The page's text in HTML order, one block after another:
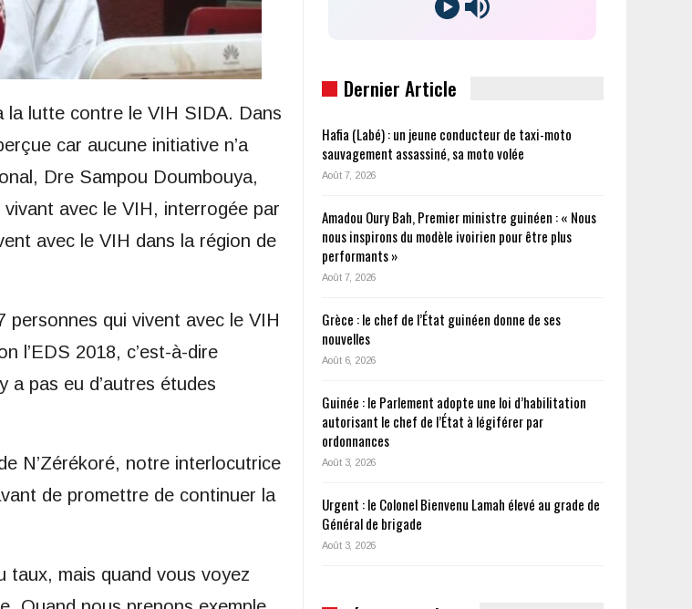
la lutte contre le VIH SIDA. Dans
car aucune initiative n’a
Dre Sampou Doumbouya,
avec le VIH, interrogée par
avec le VIH dans la région de
qui vivent avec le VIH
l’EDS 2018, c’est-à-dire
a pas eu d’autres études
N’Zérékoré, notre interlocutrice
de promettre de continuer la
taux, mais quand vous voyez
Dernier Article
Hafia (Labé) : un jeune conducteur de taxi-moto
sauvagement assassiné, sa moto volée
Août 7, 2026
Amadou Oury Bah, Premier ministre guinéen : « Nous
nous inspirons du modèle ivoirien pour être plus
performants »
Août 7, 2026
Grèce : le chef de l’État guinéen donne de ses
nouvelles
Août 6, 2026
Guinée : le Parlement adopte une loi d’habilitation
autorisant le chef de l’État à légiférer par
ordonnances
Août 3, 2026
Urgent : le Colonel Bienvenu Lamah élevé au grade de
Général de brigade
Août 3, 2026